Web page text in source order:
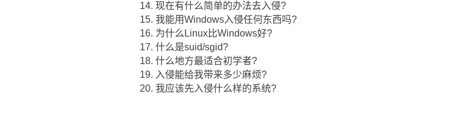
14. 现在有什么简单的办法去入侵?
15. 我能用Windows入侵任何东西吗?
16. 为什么Linux比Windows好?
17. 什么是suid/sgid?
18. 什么地方最适合初学者?
19. 入侵能给我带来多少麻烦?
20. 我应该先入侵什么样的系统?